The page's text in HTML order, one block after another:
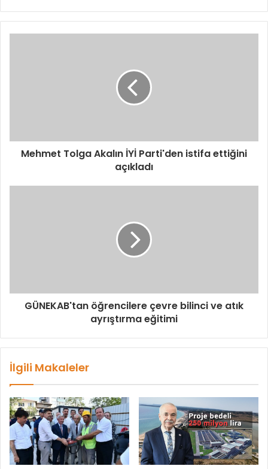
Mehmet Tolga Akalın İYİ Parti'den istifa ettiğini
açıkladı
GÜNEKAB'tan öğrencilere çevre bilinci ve atık
ayrıştırma eğitimi
İlgili Makaleler